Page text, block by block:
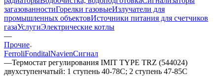
загазованностиГорелки газовыеИзлучатели для
промышленных объектовИсточники питания для счетчиков
газаУслугиЭлектрические котлы
—
Прочие
FerroliFonditalNavienСигнал
—Термостат регулирования IMIT TYPE TRZ (544024)
двухступенчатый: 1 ступень 40-78С; 2 ступень 47-85С